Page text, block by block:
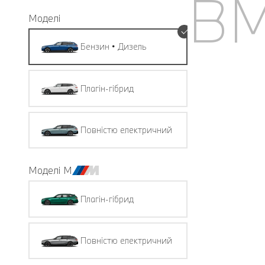
Моделі
Бензин • Дизель
Плагін-гібрид
Повністю електричний
Моделі M
Плагін-гібрид
Повністю електричний